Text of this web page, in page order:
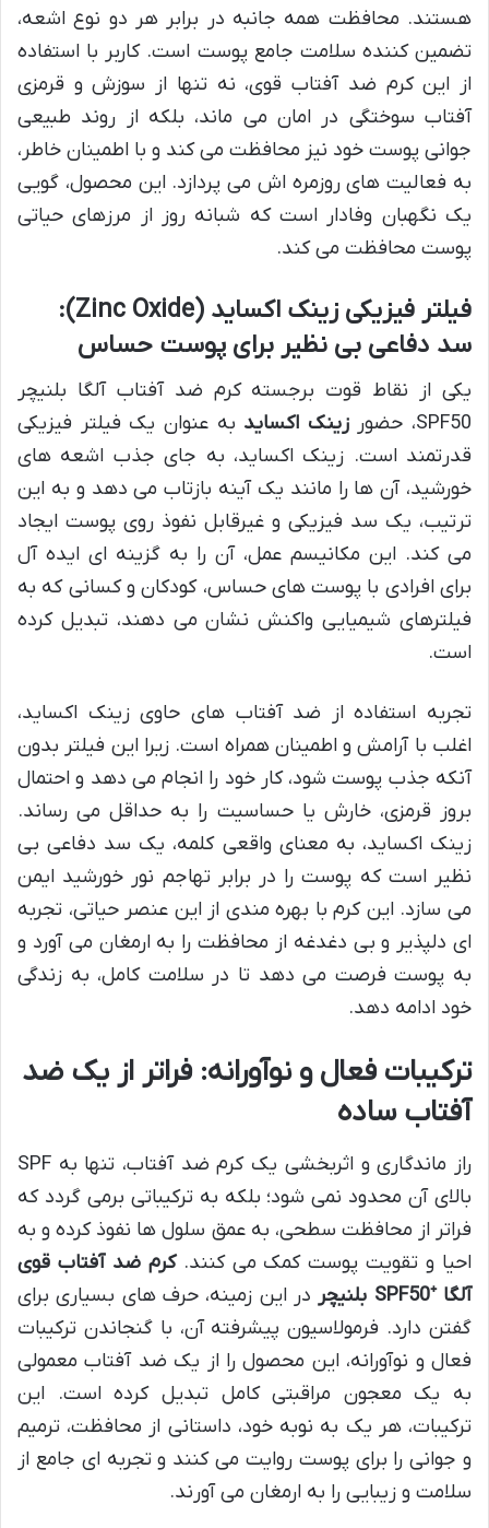
هستند. محافظت همه جانبه در برابر هر دو نوع اشعه،
تضمین کننده سلامت جامع پوست است. کاربر با استفاده
از این کرم ضد آفتاب قوی، نه تنها از سوزش و قرمزی
آفتاب سوختگی در امان می ماند، بلکه از روند طبیعی
جوانی پوست خود نیز محافظت می کند و با اطمینان خاطر،
به فعالیت های روزمره اش می پردازد. این محصول، گویی
یک نگهبان وفادار است که شبانه روز از مرزهای حیاتی
پوست محافظت می کند.
فیلتر فیزیکی زینک اکساید (Zinc Oxide):
سد دفاعی بی نظیر برای پوست حساس
یکی از نقاط قوت برجسته کرم ضد آفتاب آلگا بلنیچر
SPF50، حضور
زینک اکساید به عنوان یک فیلتر فیزیکی
قدرتمند است. زینک اکساید، به جای جذب اشعه های
خورشید، آن ها را مانند یک آینه بازتاب می دهد و به این
ترتیب، یک سد فیزیکی و غیرقابل نفوذ روی پوست ایجاد
می کند. این مکانیسم عمل، آن را به گزینه ای ایده آل
برای افرادی با پوست های حساس، کودکان و کسانی که به
فیلترهای شیمیایی واکنش نشان می دهند، تبدیل کرده
است.
تجربه استفاده از ضد آفتاب های حاوی زینک اکساید،
اغلب با آرامش و اطمینان همراه است. زیرا این فیلتر بدون
آنکه جذب پوست شود، کار خود را انجام می دهد و احتمال
بروز قرمزی، خارش یا حساسیت را به حداقل می رساند.
زینک اکساید، به معنای واقعی کلمه، یک سد دفاعی بی
نظیر است که پوست را در برابر تهاجم نور خورشید ایمن
می سازد. این کرم با بهره مندی از این عنصر حیاتی، تجربه
ای دلپذیر و بی دغدغه از محافظت را به ارمغان می آورد و
به پوست فرصت می دهد تا در سلامت کامل، به زندگی
خود ادامه دهد.
ترکیبات فعال و نوآورانه: فراتر از یک ضد
آفتاب ساده
راز ماندگاری و اثربخشی یک کرم ضد آفتاب، تنها به SPF
بالای آن محدود نمی شود؛ بلکه به ترکیباتی برمی گردد که
فراتر از محافظت سطحی، به عمق سلول ها نفوذ کرده و به
احیا و تقویت پوست کمک می کنند.کرم ضد آفتاب قوی
آلگا ⁺SPF50 بلنیچر
در این زمینه، حرف های بسیاری برای
گفتن دارد. فرمولاسیون پیشرفته آن، با گنجاندن ترکیبات
فعال و نوآورانه، این محصول را از یک ضد آفتاب معمولی
به یک معجون مراقبتی کامل تبدیل کرده است. این
ترکیبات، هر یک به نوبه خود، داستانی از محافظت، ترمیم
و جوانی را برای پوست روایت می کنند و تجربه ای جامع از
سلامت و زیبایی را به ارمغان می آورند.